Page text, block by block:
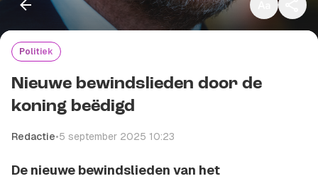
Politiek
Nieuwe bewindslieden door de
koning beëdigd
Redactie•5 september 2025 10:23
De nieuwe bewindslieden van het